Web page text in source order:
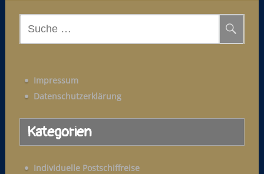
e
n
a
h
Impressum
Datenschutzerklärung
Kategorien
Individuelle Postschiffreise